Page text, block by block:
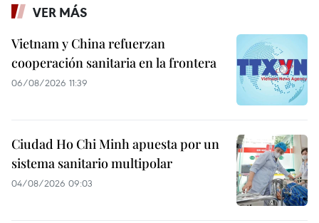
VER MÁS
Vietnam y China refuerzan
cooperación sanitaria en la frontera
06/08/2026 11:39
Ciudad Ho Chi Minh apuesta por un
sistema sanitario multipolar
04/08/2026 09:03